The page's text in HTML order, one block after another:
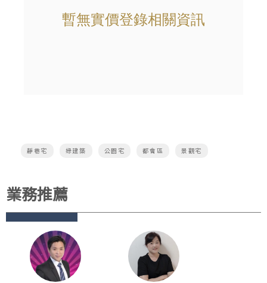
靜巷宅 綠建築 公園宅 都會區 景觀宅
業務推薦